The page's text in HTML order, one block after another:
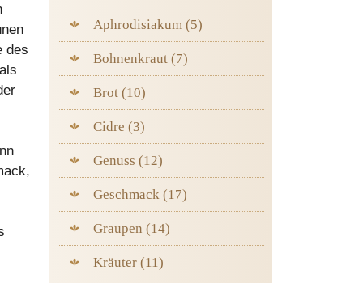
des
Aphrodisiakum (5)
Bohnenkraut (7)
Brot (10)
Cidre (3)
Genuss (12)
Geschmack (17)
Graupen (14)
Kräuter (11)